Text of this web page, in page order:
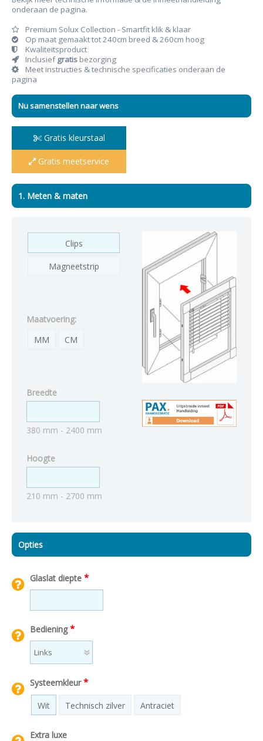
onderaan de pagina.
Premium Solux Collection - Smartfit klik & klaar
Op maat gemaakt tot 240cm breed & 260cm hoog
Kwaliteitsproduct
Inclusiefgratis bezorging
Meet instructies & technische specificaties onderaan de
pagina
Nu samenstellen naar wens
Gratis kleurstaal
Gratis meetservice
1. Meten & maten
Clips
Magneetstrip
Maatvoering:
MM
CM
Breedte
380 mm - 2400 mm
Hoogte
210 mm - 2700 mm
Opties
Glaslat diepte *
Bediening*
Systeemkleur*
Wit Technisch zilver Antraciet
Extra luxe